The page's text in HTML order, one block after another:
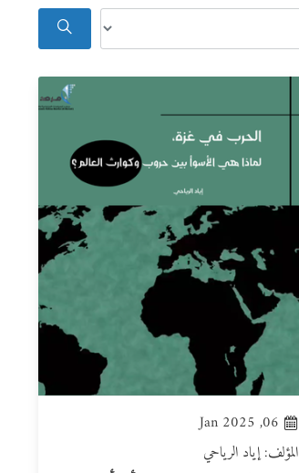
06, Jan 2025
المؤلف: إياد الرياحي